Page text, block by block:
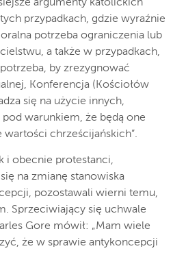
argumenty katolickich
przypadkach, gdzie wyraźnie
potrzeba ograniczenia lub
a także w przypadkach,
by zrezygnować
Konferencja (Kościołów
się na użycie innych,
warunkiem, że będą one
chrześcijańskich”.
i obecnie protestanci,
na zmianę stanowiska
pozostawali wierni temu,
Sprzeciwiający się uchwale
Gore mówił: „Mam wiele
że w sprawie antykoncepcji